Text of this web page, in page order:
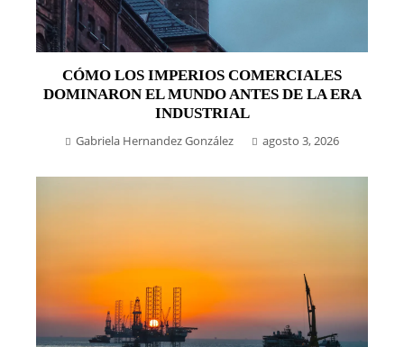
CÓMO LOS IMPERIOS COMERCIALES
DOMINARON EL MUNDO ANTES DE LA ERA
INDUSTRIAL
Gabriela Hernandez González agosto 3, 2026